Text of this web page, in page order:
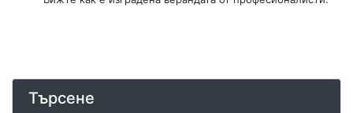
Търсене